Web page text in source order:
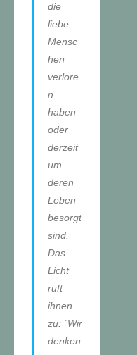
die
liebe
Mensc
hen
verlore
n
haben
oder
derzeit
um
deren
Leben
besorgt
sind.
Das
Licht
ruft
ihnen
zu: `Wir
denken